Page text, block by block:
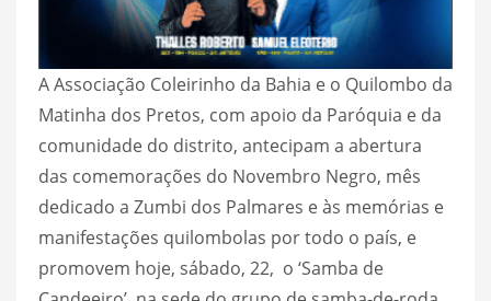
A Associação Coleirinho da Bahia e o Quilombo da
Matinha dos Pretos, com apoio da Paróquia e da
comunidade do distrito, antecipam a abertura
das comemorações do Novembro Negro, mês
dedicado a Zumbi dos Palmares e às memórias e
manifestações quilombolas por todo o país, e
promovem hoje, sábado, 22, o ‘Samba de